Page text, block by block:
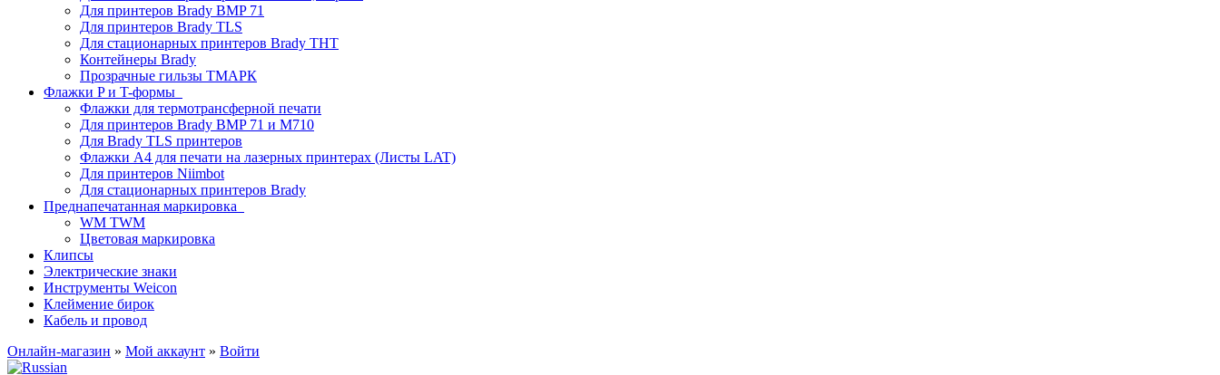
Для принтеров Brady BMP 71
Для принтеров Brady TLS
Для стационарных принтеров Brady THT
Контейнеры Brady
Прозрачные гильзы ТМАРК
Флажки P и T-формы
Флажки для термотрансферной печати
Для принтеров Brady BMP 71 и M710
Для Brady TLS принтеров
Флажки A4 для печати на лазерных принтерах (Листы LAT)
Для принтеров Niimbot
Для стационарных принтеров Brady
Преднапечатанная маркировка
WM TWM
Цветовая маркировка
Клипсы
Электрические знаки
Инструменты Weicon
Клеймение бирок
Кабель и провод
Онлайн-магазин » Мой аккаунт » Войти